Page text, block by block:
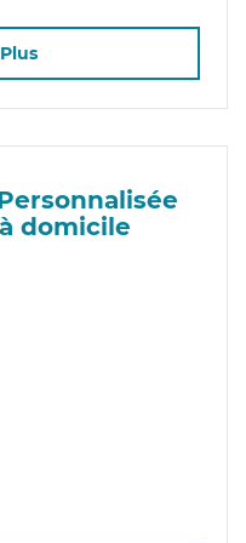
domicile